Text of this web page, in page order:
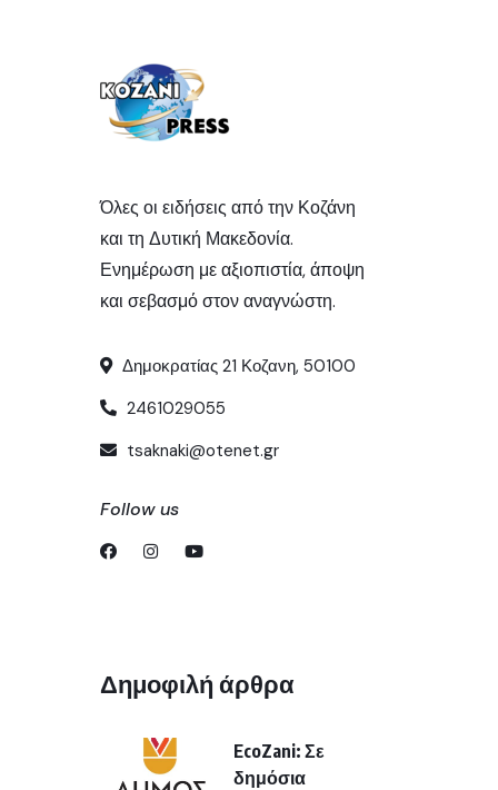
Όλες οι ειδήσεις από την Κοζάνη
και τη Δυτική Μακεδονία.
Ενημέρωση με αξιοπιστία, άποψη
και σεβασμό στον αναγνώστη.
Δημοκρατίας 21 Κοζανη, 50100
2461029055
tsaknaki@otenet.gr
Follow us
Δημοφιλή άρθρα
EcoZani: Σε
δημόσια